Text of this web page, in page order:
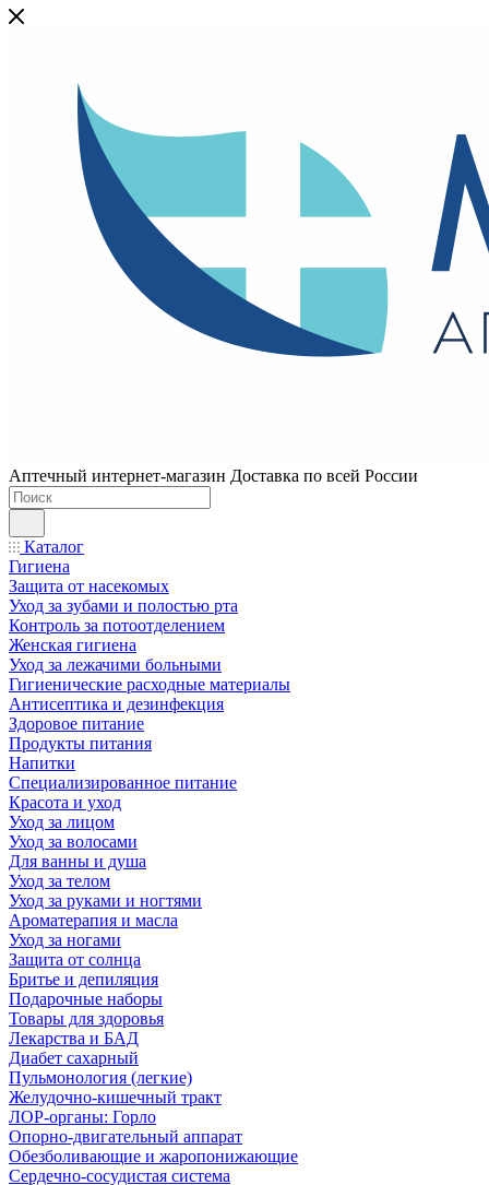
Аптечный интернет-магазин Доставка по всей России
Каталог
Гигиена
Защита от насекомых
Уход за зубами и полостью рта
Контроль за потоотделением
Женская гигиена
Уход за лежачими больными
Гигиенические расходные материалы
Антисептика и дезинфекция
Здоровое питание
Продукты питания
Напитки
Специализированное питание
Красота и уход
Уход за лицом
Уход за волосами
Для ванны и душа
Уход за телом
Уход за руками и ногтями
Ароматерапия и масла
Уход за ногами
Защита от солнца
Бритье и депиляция
Подарочные наборы
Товары для здоровья
Лекарства и БАД
Диабет сахарный
Пульмонология (легкие)
Желудочно-кишечный тракт
ЛОР-органы: Горло
Опорно-двигательный аппарат
Обезболивающие и жаропонижающие
Сердечно-сосудистая система